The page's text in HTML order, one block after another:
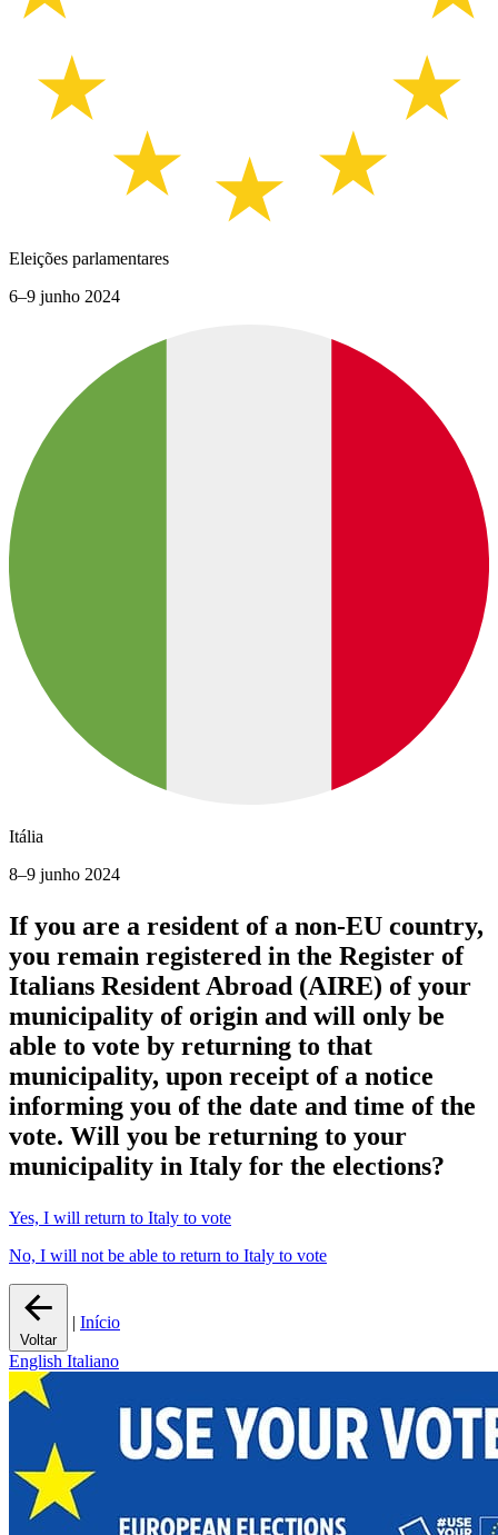
Eleições parlamentares
6–9 junho 2024
Itália
8–9 junho 2024
If you are a resident of a non-EU country,
you remain registered in the Register of
Italians Resident Abroad (AIRE) of your
municipality of origin and will only be
able to vote by returning to that
municipality, upon receipt of a notice
informing you of the date and time of the
vote. Will you be returning to your
municipality in Italy for the elections?
Yes, I will return to Italy to vote
No, I will not be able to return to Italy to vote
Voltar
| Início
English Italiano